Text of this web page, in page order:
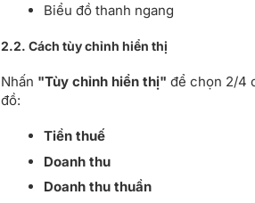
Biểu đồ thanh ngang
2.2. Cách tùy chỉnh hiển thị
Nhấn "Tùy chỉnh hiển thị" để chọn 2/4
đồ:
Tiền thuế
Doanh thu
Doanh thu thuần